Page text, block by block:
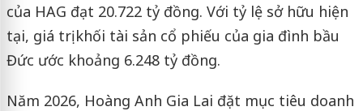
của HAG đạt 20.722 tỷ đồng. Với tỷ lệ sở hữu hiện
tại, giá trị khối tài sản cổ phiếu của gia đình bầu
Đức ước khoảng 6.248 tỷ đồng.
Năm 2026, Hoàng Anh Gia Lai đặt mục tiêu doanh